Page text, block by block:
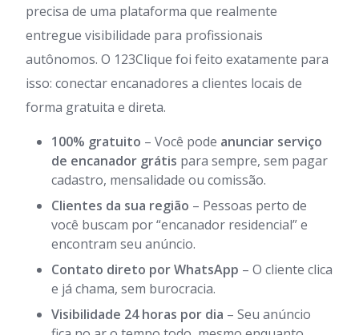
precisa de uma plataforma que realmente
entregue visibilidade para profissionais
autônomos. O 123Clique foi feito exatamente para
isso: conectar encanadores a clientes locais de
forma gratuita e direta.
100% gratuito – Você pode anunciar serviço
de encanador grátis para sempre, sem pagar
cadastro, mensalidade ou comissão.
Clientes da sua região – Pessoas perto de
você buscam por “encanador residencial” e
encontram seu anúncio.
Contato direto por WhatsApp – O cliente clica
e já chama, sem burocracia.
Visibilidade 24 horas por dia – Seu anúncio